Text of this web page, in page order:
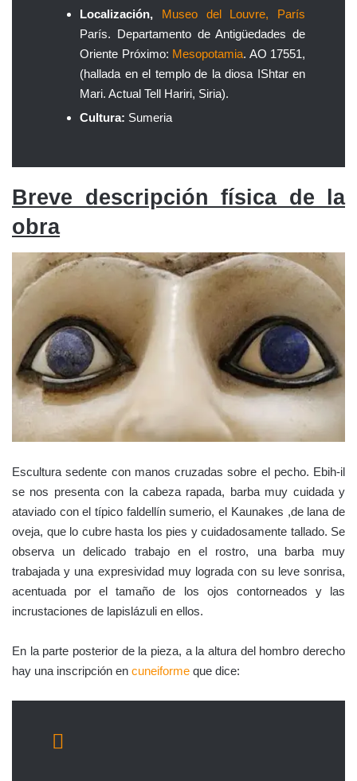
Localización, Museo del Louvre, París
París. Departamento de Antigüedades de
Oriente Próximo: Mesopotamia. AO 17551,
(hallada en el templo de la diosa IShtar en
Mari. Actual Tell Hariri, Siria).
Cultura: Sumeria
Breve descripción física de la
obra
Escultura sedente con manos cruzadas sobre el pecho. Ebih-il
se nos presenta con la cabeza rapada, barba muy cuidada y
ataviado con el típico faldellín sumerio, el Kaunakes ,de lana de
oveja, que lo cubre hasta los pies y cuidadosamente tallado. Se
observa un delicado trabajo en el rostro, una barba muy
trabajada y una expresividad muy lograda con su leve sonrisa,
acentuada por el tamaño de los ojos contorneados y las
incrustaciones de lapislázuli en ellos.
En la parte posterior de la pieza, a la altura del hombro derecho
hay una inscripción en cuneiforme que dice: